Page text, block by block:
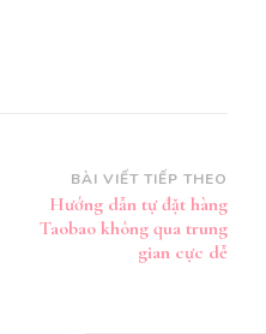
BÀI VIẾT TIẾP THEO
Hướng dẫn tự đặt hàng
Taobao không qua trung
gian cực dễ